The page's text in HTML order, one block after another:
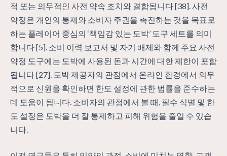
적 또는 의무적인 사전 약속 조치와 결합됩니다 [38]. 사전
약정은 개인의 통제와 소비자 주권을 촉진하는 것을 목표로
하는 플레이어 중심의 ‘책임감 있는 도박’ 도구 세트를 의미
합니다 [5]. 소비 이력 보고서 및 자기 배제와 함께 주요 사전
약정 도구에는 도박에 사용된 돈과 시간에 대한 제한이 포함
됩니다 [27]. 도박 제공자의 관점에서 온라인 환경에서 의무
적으로 신원을 확인하면 한도 설정에 관한 법률을 준수하는
데 도움이 됩니다. 소비자의 관점에서 볼 때, 필수 식별 및 한
도 설정은 도박을 더 잘 통제하고 피해 위험을 줄일 수 있습
니다.